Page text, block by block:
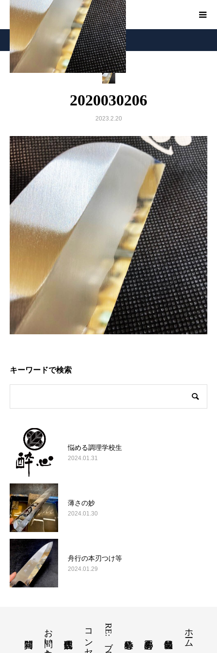
2020030206
2020030206
2023.2.20
キーワードで検索
悩める調理学校生
2024.01.31
薄さの妙
2024.01.30
舟行の本刃つけ等
2024.01.29
ホーム
RE:ブログ
お問い合わせ